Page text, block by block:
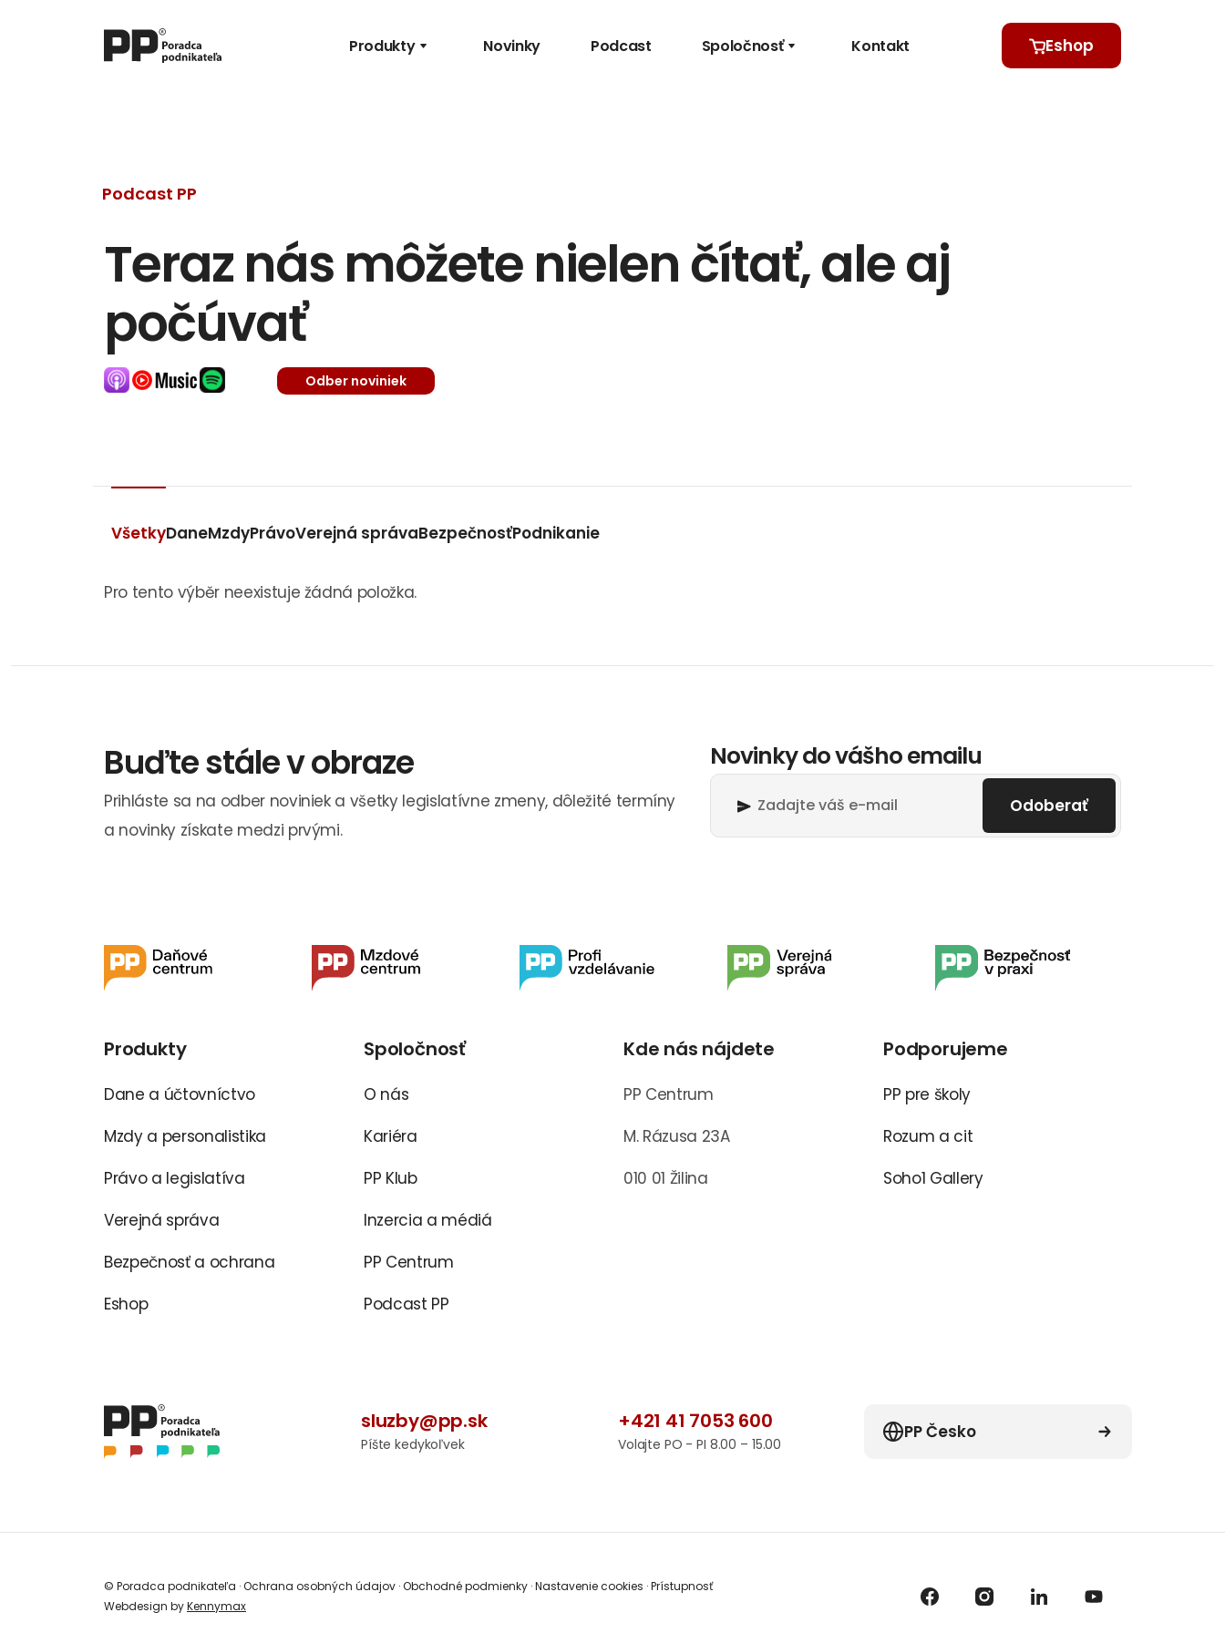
Produkty Novinky Podcast Spoločnosť Kontakt Eshop
Podcast PP
Teraz nás môžete nielen čítať, ale aj
počúvať
Odber noviniek
VšetkyDaneMzdyPrávoVerejná správaBezpečnosťPodnikanie
Pro tento výběr neexistuje žádná položka.
Buďte stále v obraze
Prihláste sa na odber noviniek a všetky legislatívne zmeny, dôležité termíny
a novinky získate medzi prvými.
Novinky do vášho emailu
Odoberať
Produkty
Dane a účtovníctvo
Mzdy a personalistika
Právo a legislatíva
Verejná správa
Bezpečnosť a ochrana
Eshop
Spoločnosť
O nás
Kariéra
PP Klub
Inzercia a médiá
PP Centrum
Podcast PP
Kde nás nájdete
PP Centrum
M. Rázusa 23A
010 01 Žilina
Podporujeme
PP pre školy
Rozum a cit
Soho1 Gallery
sluzby@pp.sk
Píšte kedykoľvek
+421 41 7053 600
Volajte PO - PI 8.00 – 15.00
PP Česko
© Poradca podnikateľa ·Ochrana osobných údajov ·Obchodné podmienky ·Nastavenie cookies ·Prístupnosť
Webdesign byKennymax